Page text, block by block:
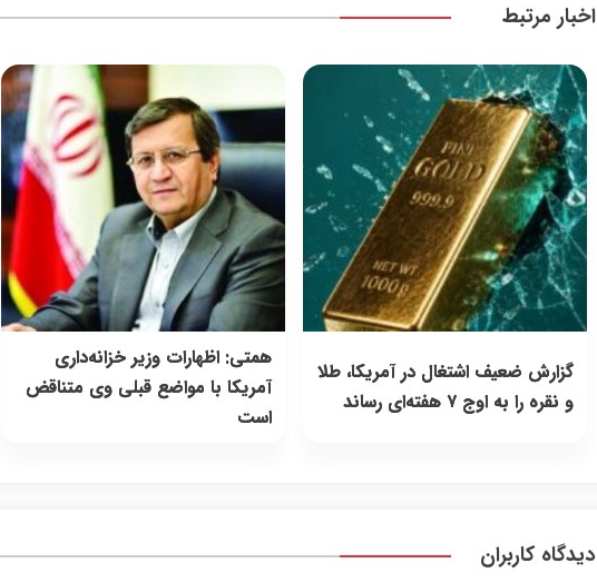
اخبار مرتبط
گزارش ضعیف اشتغال در آمریکا، طلا
و نقره را به اوج ۷ هفته‌ای رساند
همتی: اظهارات وزیر خزانه‌داری
آمریکا با مواضع قبلی وی متناقض
است
دیدگاه کاربران